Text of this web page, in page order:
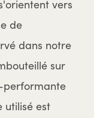
vers
de
dans notre
sur
performante
utilisé est